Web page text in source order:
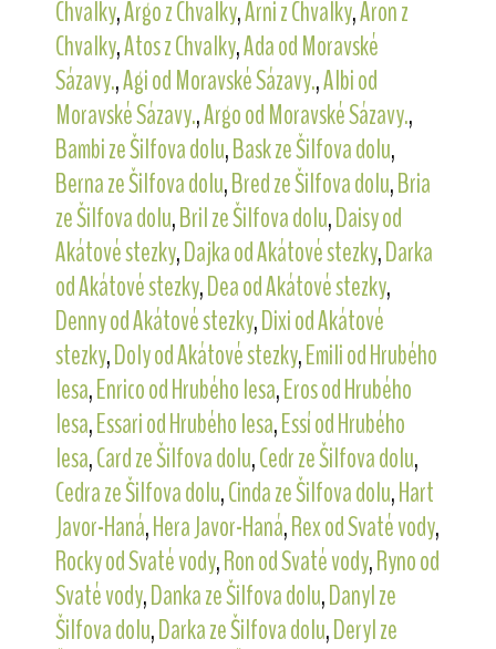
Chvalky,Argo z Chvalky,Arni z Chvalky,Aron z
Chvalky,Atos z Chvalky,Ada od Moravské
Sázavy.,Agi od Moravské Sázavy.,Albi od
Moravské Sázavy.,Argo od Moravské Sázavy.,
Bambi ze Šilfova dolu,Bask ze Šilfova dolu,
Berna ze Šilfova dolu,Bred ze Šilfova dolu,Bria
ze Šilfova dolu,Bril ze Šilfova dolu,Daisy od
Akátové stezky,Dajka od Akátové stezky,Darka
od Akátové stezky,Dea od Akátové stezky,
Denny od Akátové stezky,Dixi od Akátové
stezky,Doly od Akátové stezky,Emili od Hrubého
lesa,Enrico od Hrubého lesa,Eros od Hrubého
lesa,Essari od Hrubého lesa,Essí od Hrubého
lesa,Card ze Šilfova dolu,Cedr ze Šilfova dolu,
Cedra ze Šilfova dolu,Cinda ze Šilfova dolu,Hart
Javor-Haná,Hera Javor-Haná,Rex od Svaté vody,
Rocky od Svaté vody,Ron od Svaté vody,Ryno od
Svaté vody,Danka ze Šilfova dolu,Danyl ze
Šilfova dolu,Darka ze Šilfova dolu,Deryl ze